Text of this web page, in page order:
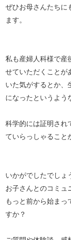
ぜひお母さんたちに
ます。
私も産婦人科様で産
せていただくことが
いた気がするとか、
になったというよう
科学的には証明され
ていらっしゃること
いかがでしたでしょ
お子さんとのコミュ
もっと前から始まっ
すか？